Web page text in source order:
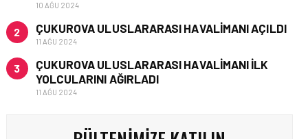
10 AĞU 2024
2 ÇUKUROVA ULUSLARARASI HAVALIMANI AÇILDI
11 AĞU 2024
3
ÇUKUROVA ULUSLARARASI HAVALIMANI İLK
YOLCULARINI AĞIRLADI
11 AĞU 2024